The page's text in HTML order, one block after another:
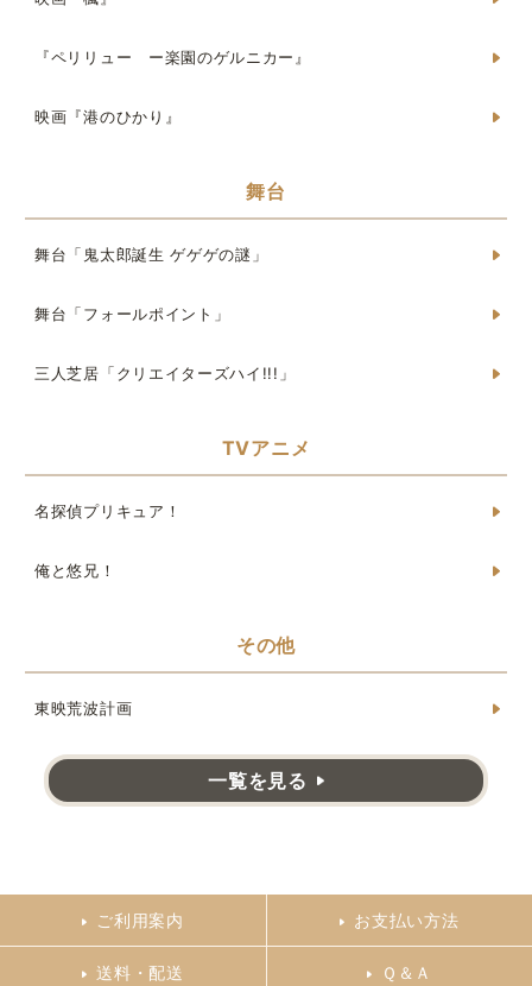
『ペリリュー ー楽園のゲルニカー』
映画『港のひかり』
舞台
舞台「鬼太郎誕生 ゲゲゲの謎」
舞台「フォールポイント」
三人芝居「クリエイターズハイ!!!」
TVアニメ
名探偵プリキュア！
俺と悠兄！
その他
東映荒波計画
一覧を見る
ご利用案内 お支払い方法
送料・配送 Ｑ＆Ａ